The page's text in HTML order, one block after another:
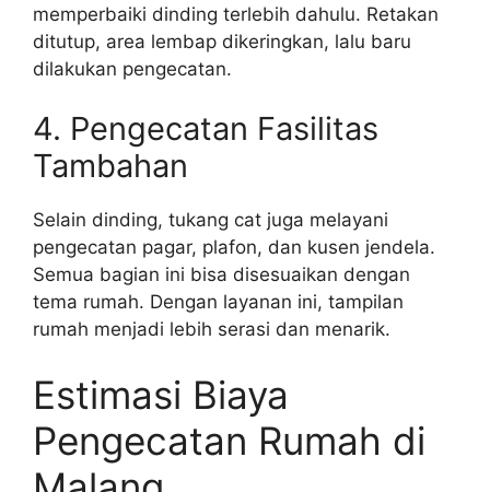
memperbaiki dinding terlebih dahulu. Retakan
ditutup, area lembap dikeringkan, lalu baru
dilakukan pengecatan.
4. Pengecatan Fasilitas
Tambahan
Selain dinding, tukang cat juga melayani
pengecatan pagar, plafon, dan kusen jendela.
Semua bagian ini bisa disesuaikan dengan
tema rumah. Dengan layanan ini, tampilan
rumah menjadi lebih serasi dan menarik.
Estimasi Biaya
Pengecatan Rumah di